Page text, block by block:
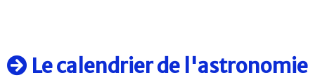
Le calendrier de l'astronomie